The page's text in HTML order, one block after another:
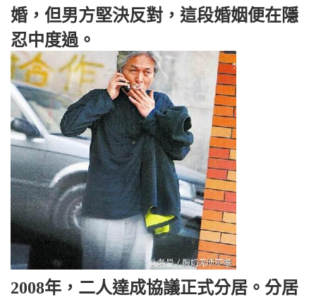
婚，但男方堅決反對，這段婚姻便在隱
忍中度過。
2008年，二人達成協議正式分居。分居